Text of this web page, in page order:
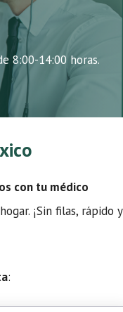
8:00-14:00 horas.
con tu médico
¡Sin filas, rápido y
: